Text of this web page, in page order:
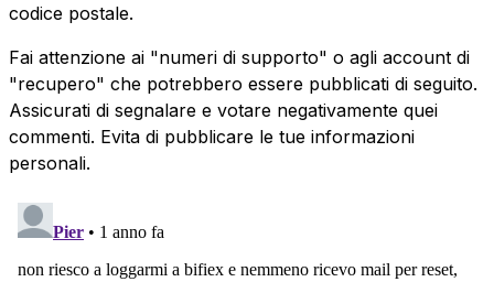
codice postale.
Fai attenzione ai "numeri di supporto" o agli account di
"recupero" che potrebbero essere pubblicati di seguito.
Assicurati di segnalare e votare negativamente quei
commenti. Evita di pubblicare le tue informazioni
personali.